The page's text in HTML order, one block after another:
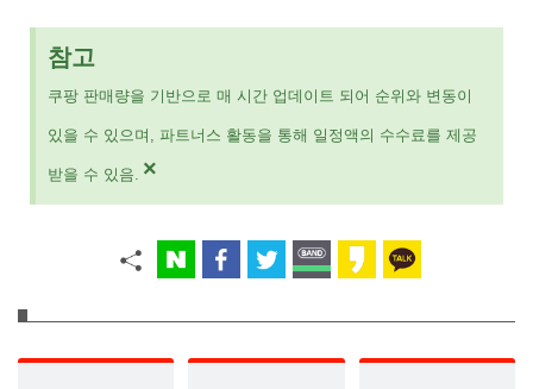
참고
쿠팡 판매량을 기반으로 매 시간 업데이트 되어 순위와 변동이
있을 수 있으며, 파트너스 활동을 통해 일정액의 수수료를 제공
받을 수 있음. ×